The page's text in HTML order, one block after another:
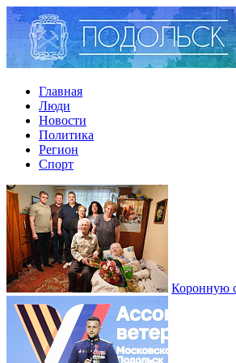
Главная
Люди
Новости
Политика
Регион
Спорт
Коронную